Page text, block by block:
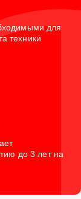
для
техники
до 3 лет на